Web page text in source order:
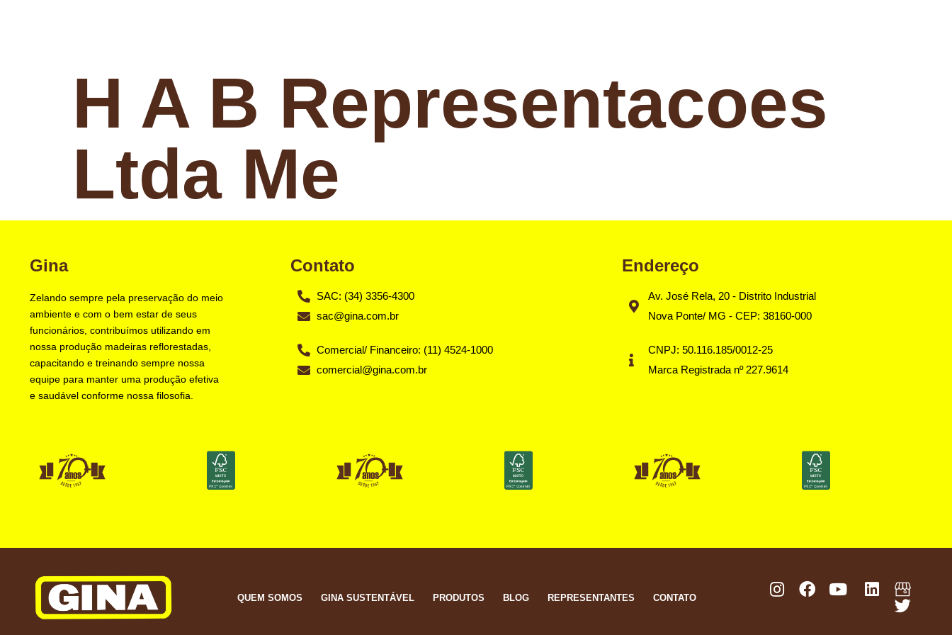
H A B Representacoes
Ltda Me
Gina
Zelando sempre pela preservação do meio
ambiente e com o bem estar de seus
funcionários, contribuímos utilizando em
nossa produção madeiras reflorestadas,
capacitando e treinando sempre nossa
equipe para manter uma produção efetiva
e saudável conforme nossa filosofia.
Contato
SAC: (34) 3356-4300
sac@gina.com.br
Comercial/ Financeiro: (11) 4524-1000
comercial@gina.com.br
Endereço
Av. José Rela, 20 - Distrito Industrial
Nova Ponte/ MG - CEP: 38160-000
CNPJ: 50.116.185/0012-25
Marca Registrada nº 227.9614
QUEM SOMOS GINA SUSTENTÁVEL PRODUTOS BLOG REPRESENTANTES CONTATO